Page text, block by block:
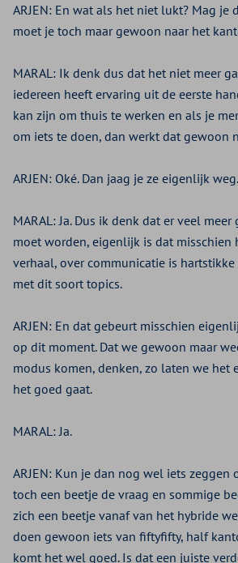
ARJEN: En wat als het niet lukt? Mag je
moet je toch maar gewoon naar het
MARAL: Ik denk dus dat het niet meer
iedereen heeft ervaring uit de eerste
kan zijn om thuis te werken en als je
om iets te doen, dan werkt dat gewoon
ARJEN: Oké. Dan jaag je ze eigenlijk weg.
MARAL: Ja. Dus ik denk dat er veel
moet worden, eigenlijk is dat misschien
verhaal, over communicatie is
met dit soort topics.
ARJEN: En dat gebeurt misschien
op dit moment. Dat we gewoon maar
modus komen, denken, zo laten we het
het goed gaat.
MARAL: Ja.
ARJEN: Kun je dan nog wel iets zeggen
toch een beetje de vraag en sommige
zich een beetje vanaf van het hybride
doen gewoon iets van fiftyfifty, half
komt het wel goed. Is dat een juiste